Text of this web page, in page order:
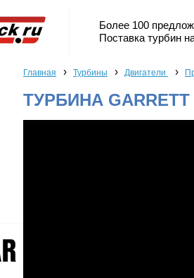
Более 100
Поставка турбин
Главная › Турбины › Двигатели ›
ТУРБИНА GARRETT